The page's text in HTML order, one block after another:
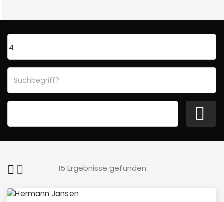
15 Ergebnisse gefunden